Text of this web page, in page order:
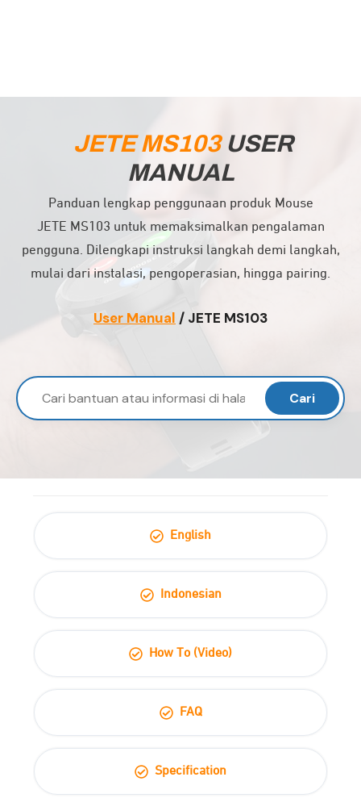
JETEMS103 USER
MANUAL
Panduan lengkap penggunaan produk Mouse
JETE MS103 untuk memaksimalkan pengalaman
pengguna. Dilengkapi instruksi langkah demi langkah,
mulai dari instalasi, pengoperasian, hingga pairing.
User Manual / JETE MS103
Cari
English
Indonesian
How To (Video)
FAQ
Specification